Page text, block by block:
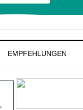
EMPFEHLUNGEN